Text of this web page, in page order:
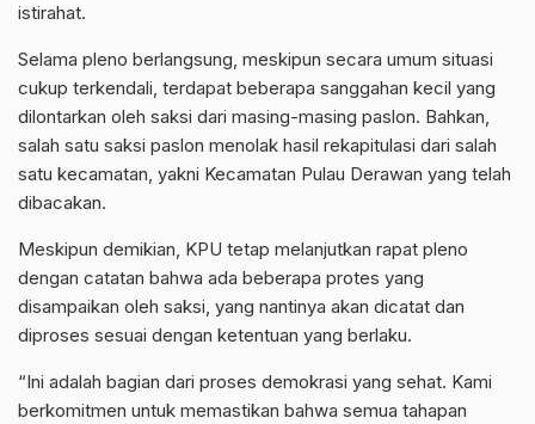
istirahat.
Selama pleno berlangsung, meskipun secara umum situasi
cukup terkendali, terdapat beberapa sanggahan kecil yang
dilontarkan oleh saksi dari masing-masing paslon. Bahkan,
salah satu saksi paslon menolak hasil rekapitulasi dari salah
satu kecamatan, yakni Kecamatan Pulau Derawan yang telah
dibacakan.
Meskipun demikian, KPU tetap melanjutkan rapat pleno
dengan catatan bahwa ada beberapa protes yang
disampaikan oleh saksi, yang nantinya akan dicatat dan
diproses sesuai dengan ketentuan yang berlaku.
“Ini adalah bagian dari proses demokrasi yang sehat. Kami
berkomitmen untuk memastikan bahwa semua tahapan